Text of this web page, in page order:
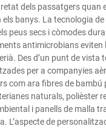
dels passatgers quan
els banys. La tecnologia
peus secs i còmodes
antimicrobians eviten
Des d’un punt de vista
per a companyies
com ara fibres de bambú
naturals, polièster
i panells de malla
L’aspecte de